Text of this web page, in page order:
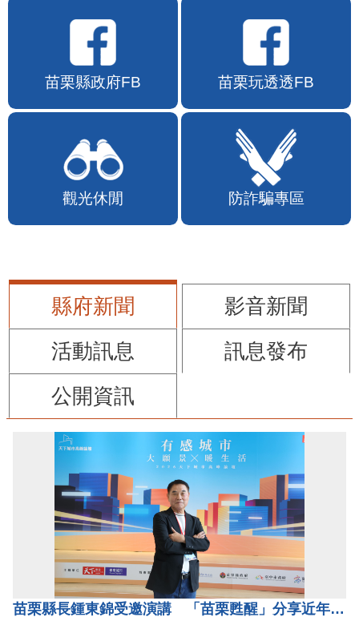
苗栗縣政府FB 苗栗玩透透FB
觀光休閒 防詐騙專區
縣府新聞
影音新聞
活動訊息
訊息發布
公開資訊
苗栗縣長鍾東錦受邀演講 「苗栗甦醒」分享近年轉變